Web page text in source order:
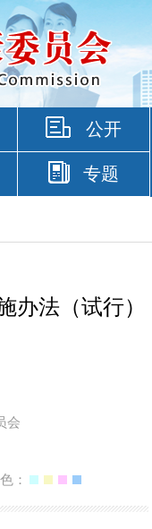
公开
专题
办法（试行）
会
：